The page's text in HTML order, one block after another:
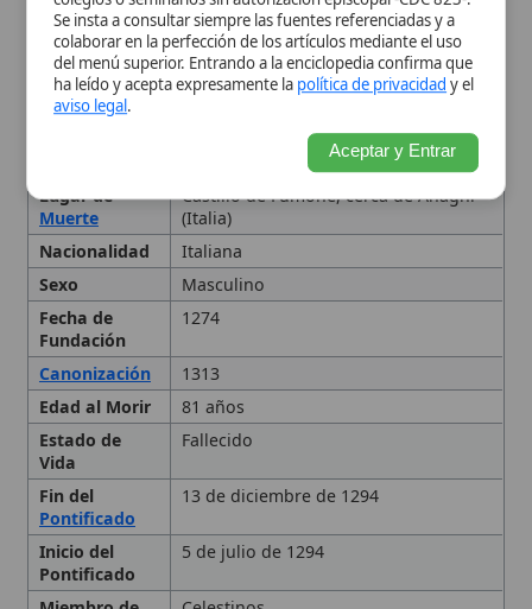
Fundación
Canonización 1313
Edad al Morir
81 años
Estado de
13 de diciembre de 1294
Inicio del
Pontificado
5 de julio de 1294
Miembro de
Celestinos
Personas
relacionadas
Nicolás IV
Bonifacio VIII
Clemente V
Tipo
Papa
Primeros años y vida como
ermitaño
La elección papal
Pontificado y abdicación